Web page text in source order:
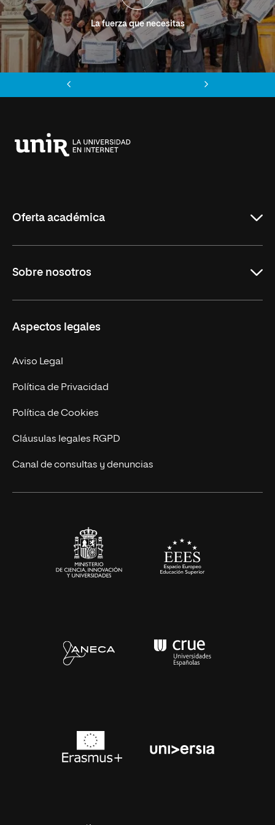
La fuerza que necesitas
Oferta académica
Másteres Oficiales
Doctorados
Experto Universitario
Postgrados
Cursos Universitarios
Sobre nosotros
Facultades
Nuestro Equipo
Trabaja en UNIR
Actualidad
UNIR Revista
Eventos
Aspectos legales
Aviso Legal
Política de Privacidad
Política de Cookies
Cláusulas legales RGPD
Canal de consultas y denuncias